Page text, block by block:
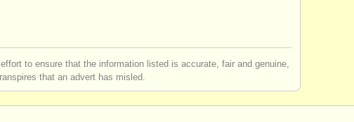
to ensure that the information listed is accurate, fair and genuine,
that an advert has misled.